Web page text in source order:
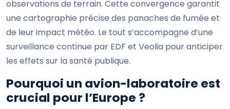
observations de terrain. Cette convergence garantit
une cartographie précise des panaches de fumée et
de leur impact météo. Le tout s’accompagne d’une
surveillance continue par EDF et Veolia pour anticiper
les effets sur la santé publique.
Pourquoi un avion-laboratoire est
crucial pour l’Europe ?